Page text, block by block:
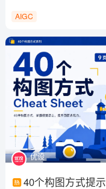
AIGC
40个构图方式提示
优设